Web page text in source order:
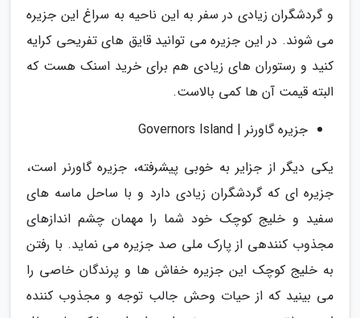
و گردشگران زیادی در سفر به این ناحیه به سراغ این جزیره
می شوند. در این جزیره می توانید قایق های تفریحی کرایه
کنید و رستوران های زیادی هم برای خرید اسنک هست که
البته قیمت آن ها کمی بالاست.
جزیره گاورنر | Governors Island
یکی دیگر از جزایر به خوبی پیشرفته، جزیره گاورنر است،
جزیره ای که گردشگران زیادی دارد و با ساحل ماسه های
سفید و خلیج کوچک خود شما را مهمان چشم اندازهای
مجذوب کنندهی از پارک ملی صد جزیره می نماید. با رفتن
به خلیج کوچک این جزیره خفاش ها و پرندگان خاصی را
می بینید که از حیات وحش جالب توجه و مجذوب کننده